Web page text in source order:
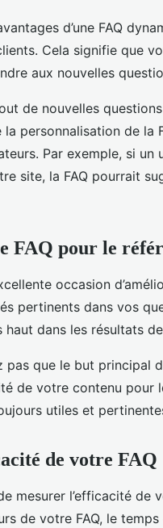
d’une FAQ
Cela signifie que
aux nouvelles
de nouvelles
la personnalisation de
Par exemple, si
site, la FAQ pourrait
FAQ pour le
occasion
pertinents dans vos
haut dans les résultats
pas que le but principal
de votre contenu pour
utiles et
de votre FAQ
mesurer l’efficacité
de votre FAQ, le